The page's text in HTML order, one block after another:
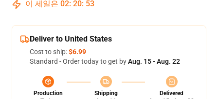
이 세일은 02: 20: 52
Deliver to United States
Cost to ship:$6.99
Standard - Order today to get byAug. 15 - Aug. 22
Production
Shipping
Delivered